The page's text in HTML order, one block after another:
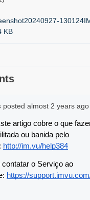
KB
posted almost 2 years ago
artigo cobre o que
ou banida pelo
http://im.vu/help384
contatar o Serviço ao
https://